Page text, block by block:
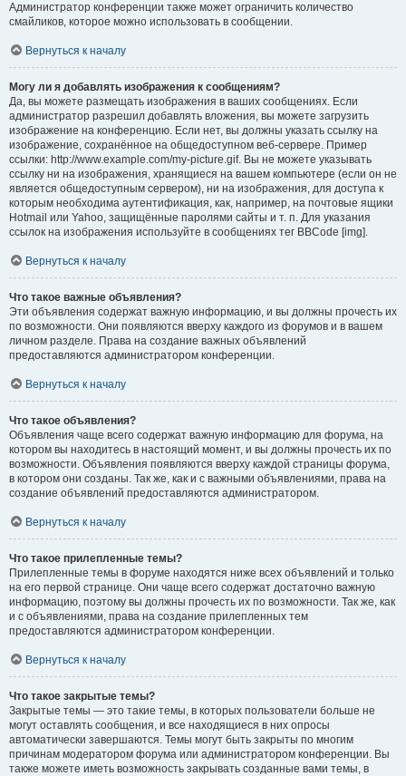
Администратор конференции также может ограничить количество
смайликов, которое можно использовать в сообщении.
Вернуться к началу
Могу ли я добавлять изображения к сообщениям?
Да, вы можете размещать изображения в ваших сообщениях. Если
администратор разрешил добавлять вложения, вы можете загрузить
изображение на конференцию. Если нет, вы должны указать ссылку на
изображение, сохранённое на общедоступном веб-сервере. Пример
ссылки: http://www.example.com/my-picture.gif. Вы не можете указывать
ссылку ни на изображения, хранящиеся на вашем компьютере (если он не
является общедоступным сервером), ни на изображения, для доступа к
которым необходима аутентификация, как, например, на почтовые ящики
Hotmail или Yahoo, защищённые паролями сайты и т. п. Для указания
ссылок на изображения используйте в сообщениях тег BBCode [img].
Вернуться к началу
Что такое важные объявления?
Эти объявления содержат важную информацию, и вы должны прочесть их
по возможности. Они появляются вверху каждого из форумов и в вашем
личном разделе. Права на создание важных объявлений
предоставляются администратором конференции.
Вернуться к началу
Что такое объявления?
Объявления чаще всего содержат важную информацию для форума, на
котором вы находитесь в настоящий момент, и вы должны прочесть их по
возможности. Объявления появляются вверху каждой страницы форума,
в котором они созданы. Так же, как и с важными объявлениями, права на
создание объявлений предоставляются администратором.
Вернуться к началу
Что такое прилепленные темы?
Прилепленные темы в форуме находятся ниже всех объявлений и только
на его первой странице. Они чаще всего содержат достаточно важную
информацию, поэтому вы должны прочесть их по возможности. Так же, как
и с объявлениями, права на создание прилепленных тем
предоставляются администратором конференции.
Вернуться к началу
Что такое закрытые темы?
Закрытые темы — это такие темы, в которых пользователи больше не
могут оставлять сообщения, и все находящиеся в них опросы
автоматически завершаются. Темы могут быть закрыты по многим
причинам модератором форума или администратором конференции. Вы
также можете иметь возможность закрывать созданные вами темы, в